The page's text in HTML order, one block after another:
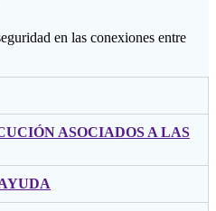
en las conexiones entre
ASOCIADOS A LAS